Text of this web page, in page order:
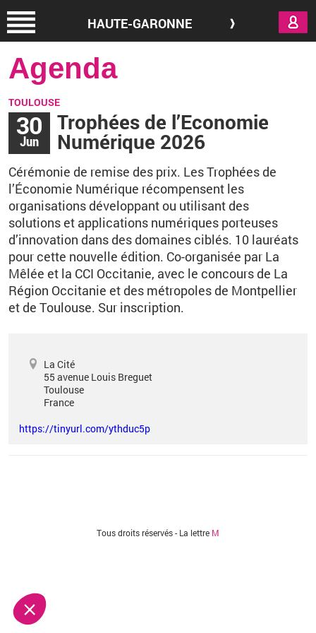
HAUTE-GARONNE
Agenda
TOULOUSE
30
Jun
Trophées de l’Economie
Numérique 2026
Cérémonie de remise des prix. Les Trophées de
l’Économie Numérique récompensent les
organisations développant ou utilisant des
solutions et applications numériques porteuses
d’innovation dans des domaines ciblés. 10 lauréats
pour cette nouvelle édition. Co-organisée par La
Mêlée et la CCI Occitanie, avec le concours de La
Région Occitanie et des métropoles de Montpellier
et de Toulouse. Sur inscription.
La Cité
55 avenue Louis Breguet
Toulouse
France
https://tinyurl.com/ythduc5p
Tous droits réservés - La lettre M